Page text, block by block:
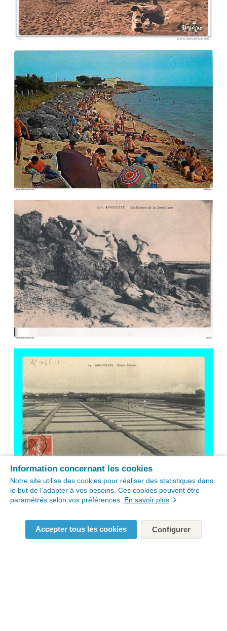
Information concernant les cookies
Notre site utilise des cookies pour réaliser des statistiques dans
le but de l’adapter à vos besoins. Ces cookies peuvent être
paramétrés selon vos préférences. En savoir plus
Accepter tous les cookies Configurer